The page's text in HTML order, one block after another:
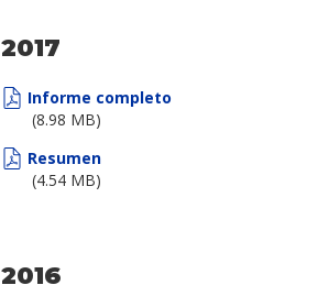
2017
Informe completo
(8.98 MB)
Resumen
(4.54 MB)
2016